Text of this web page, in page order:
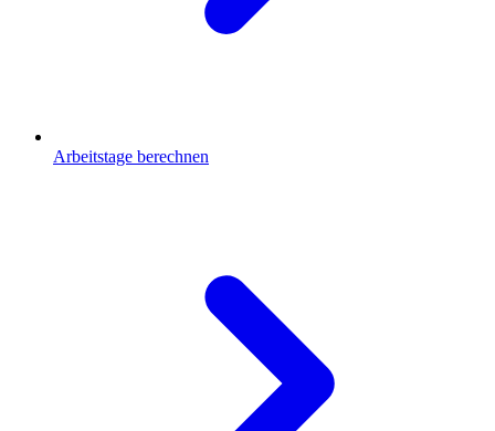
Arbeitstage berechnen